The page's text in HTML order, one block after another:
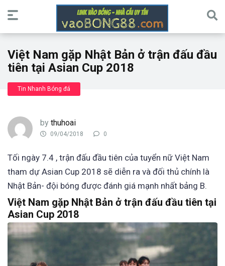
Việt Nam gặp Nhật Bản ở trận đấu đầu
tiên tại Asian Cup 2018
Tin Nhanh Bóng đá
by thuhoai
09/04/2018 0
Tối ngày 7.4 , trận đấu đầu tiên của tuyển nữ Việt Nam
tham dự Asian Cup 2018 sẽ diễn ra và đối thủ chính là
Nhật Bản- đội bóng được đánh giá mạnh nhất bảng B.
Việt Nam gặp Nhật Bản ở trận đấu đầu tiên tại
Asian Cup 2018